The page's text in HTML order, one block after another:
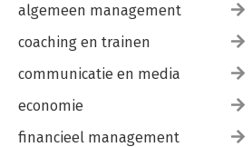
algemeen management
coaching en trainen
communicatie en media
economie
financieel management